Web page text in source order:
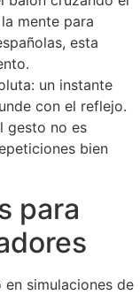
mente para
esta
un instante
con el reflejo.
gesto no es
bien
para
simulaciones de